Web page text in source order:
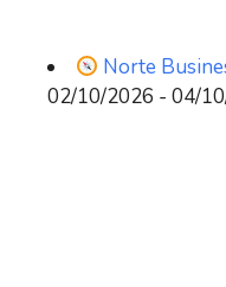
Norte
02/10/2026 - 04/